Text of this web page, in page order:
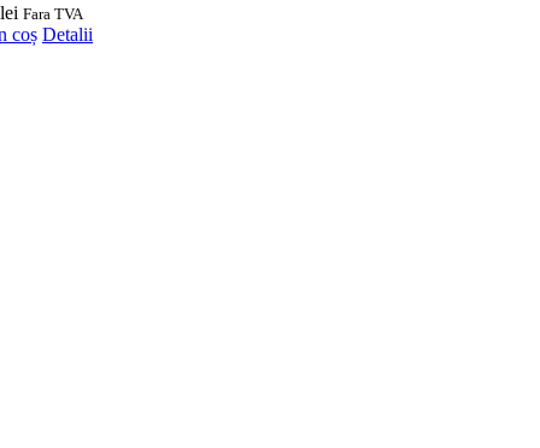
lei Fara TVA
coș Detalii